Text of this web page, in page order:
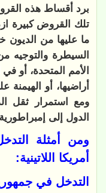
برد أقساط هذه
تلك القروض كبيرة
ما عليها من الديون
السيطرة والتوجيه
الأمم المتحدة، أو
أراضيها، أو الهيمنة
ومع استمرار ثقل
الدول إلى
ومن أمثلة
أمريكا اللاتينية:
التدخل في